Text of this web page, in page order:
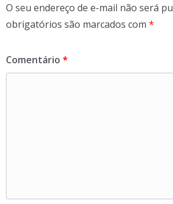
O seu endereço de e-mail não será
obrigatórios são marcados com *
Comentário *